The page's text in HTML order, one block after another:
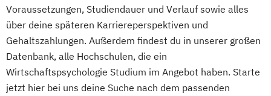
Voraussetzungen, Studiendauer und Verlauf sowie alles
über deine späteren Karriereperspektiven und
Gehaltszahlungen. Außerdem findest du in unserer großen
Datenbank, alle Hochschulen, die ein
Wirtschaftspsychologie Studium im Angebot haben. Starte
jetzt hier bei uns deine Suche nach dem passenden